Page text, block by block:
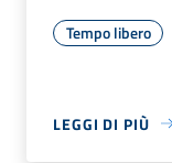
Tempo libero
LEGGI DI PIÙ